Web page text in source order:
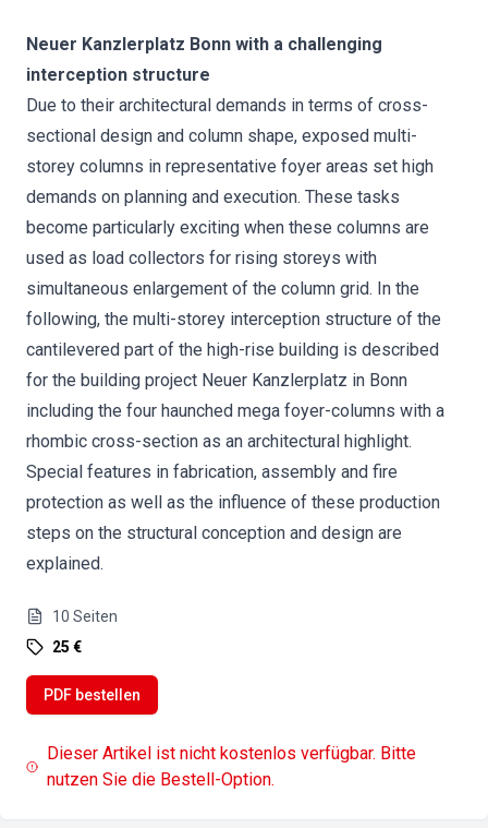
Neuer Kanzlerplatz Bonn with a challenging
interception structure
Due to their architectural demands in terms of cross-
sectional design and column shape, exposed multi-
storey columns in representative foyer areas set high
demands on planning and execution. These tasks
become particularly exciting when these columns are
used as load collectors for rising storeys with
simultaneous enlargement of the column grid. In the
following, the multi-storey interception structure of the
cantilevered part of the high-rise building is described
for the building project Neuer Kanzlerplatz in Bonn
including the four haunched mega foyer-columns with a
rhombic cross-section as an architectural highlight.
Special features in fabrication, assembly and fire
protection as well as the influence of these production
steps on the structural conception and design are
explained.
10 Seiten
25 €
PDF bestellen
Dieser Artikel ist nicht kostenlos verfügbar. Bitte
nutzen Sie die Bestell-Option.